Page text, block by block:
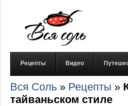
Рецепты Видео
Вся Соль » Рецепты »
тайваньском стиле